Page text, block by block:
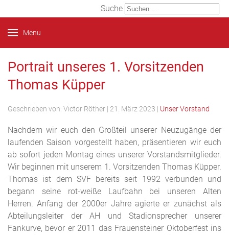
Suche
Menu
Portrait unseres 1. Vorsitzenden
Thomas Küpper
Geschrieben von: Victor Röther | 21. März 2023 | Unser Vorstand
Nachdem wir euch den Großteil unserer Neuzugänge der
laufenden Saison vorgestellt haben, präsentieren wir euch
ab sofort jeden Montag eines unserer Vorstandsmitglieder.
Wir beginnen mit unserem 1. Vorsitzenden Thomas Küpper.
Thomas ist dem SVF bereits seit 1992 verbunden und
begann seine rot-weiße Laufbahn bei unseren Alten
Herren. Anfang der 2000er Jahre agierte er zunächst als
Abteilungsleiter der AH und Stadionsprecher unserer
Fankurve, bevor er 2011 das Frauensteiner Oktoberfest ins